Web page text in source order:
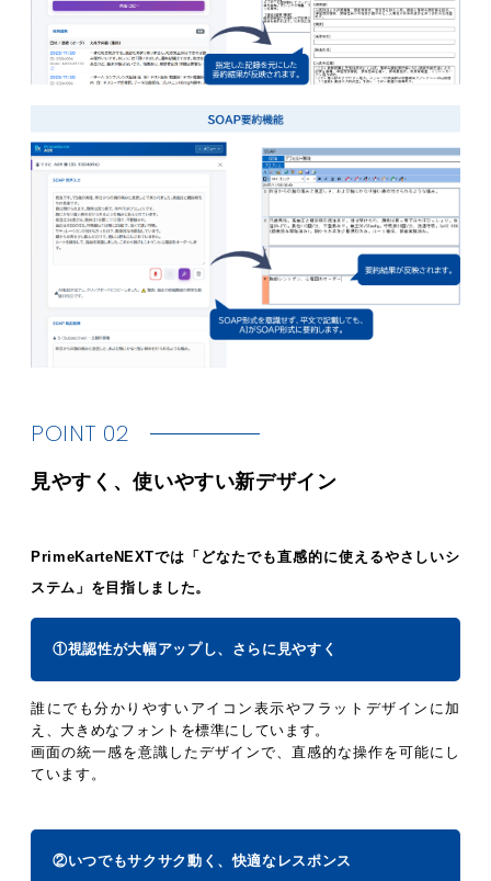
POINT 02
見やすく、使いやすい新デザイン
PrimeKarteNEXTでは「どなたでも直感的に使えるやさしいシ
ステム」を目指しました。
①視認性が大幅アップし、さらに見やすく
誰にでも分かりやすいアイコン表示やフラットデザインに加
え、大きめなフォントを標準にしています。
画面の統一感を意識したデザインで、直感的な操作を可能にし
ています。
②いつでもサクサク動く、快適なレスポンス